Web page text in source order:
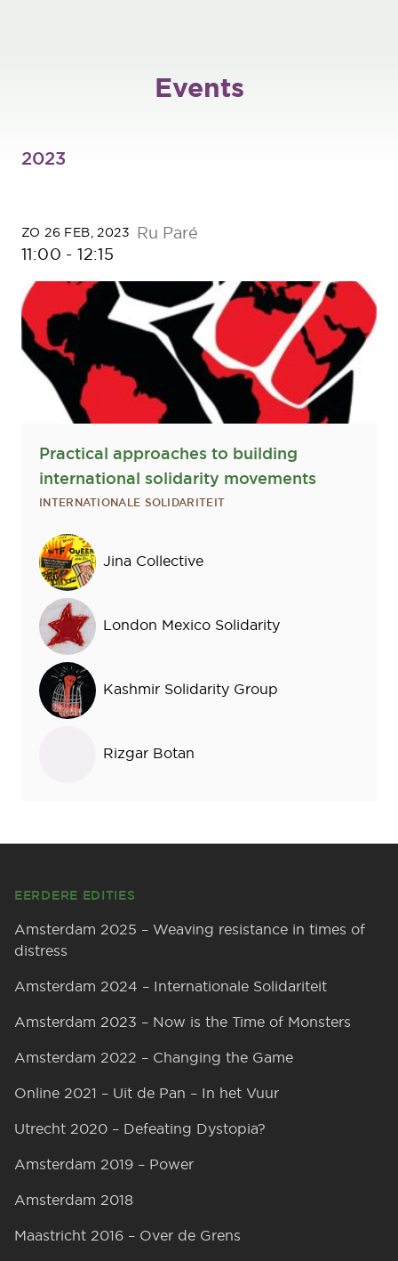
Events
2023
ZO 26 FEB, 2023
11:00 -12:15
Ru Paré
Practical approaches to building
international solidarity movements
INTERNATIONALE SOLIDARITEIT
Sprekers
Jina Collective
London Mexico Solidarity
Kashmir Solidarity Group
Rizgar Botan
EERDERE EDITIES
Amsterdam 2025 – Weaving resistance in times of
distress
Amsterdam 2024 – Internationale Solidariteit
Amsterdam 2023 – Now is the Time of Monsters
Amsterdam 2022 – Changing the Game
Online 2021 – Uit de Pan – In het Vuur
Utrecht 2020 – Defeating Dystopia?
Amsterdam 2019 – Power
Amsterdam 2018
Maastricht 2016 – Over de Grens